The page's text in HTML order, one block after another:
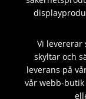
Vi levererar
skyltar och
leverans på
vår webb-butik